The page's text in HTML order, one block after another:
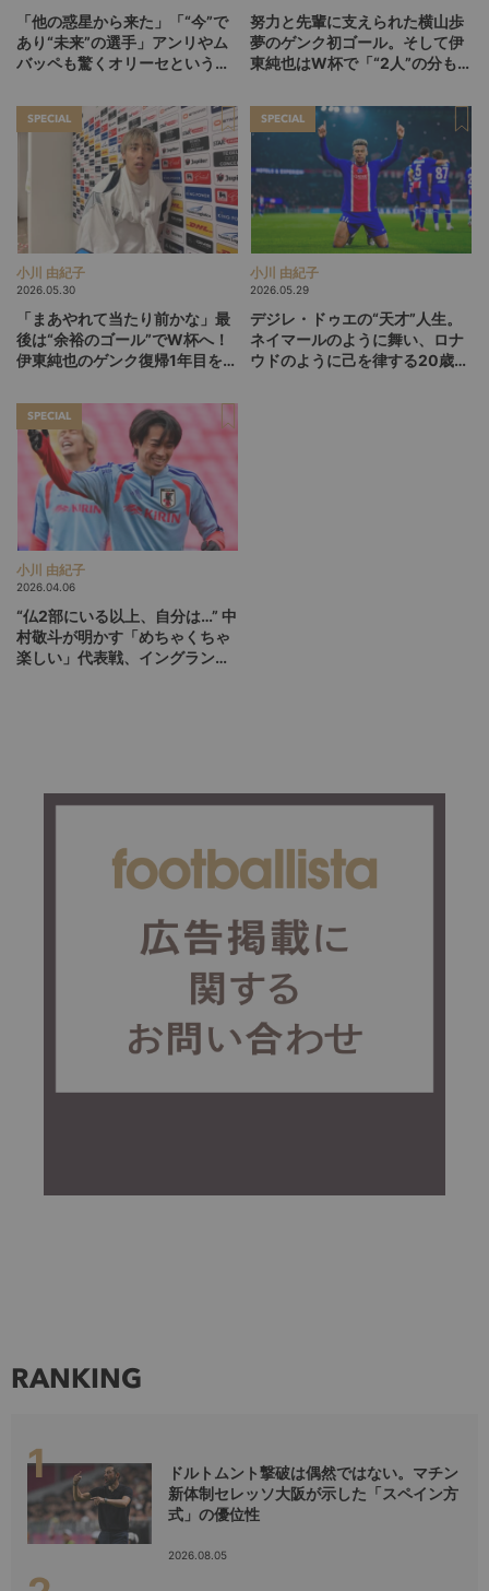
「他の惑星から来た」「“今”で
あり“未来”の選手」アンリやム
バッペも驚くオリーセというフ
努力と先輩に支えられた横山歩
夢のゲンク初ゴール。そして伊
東純也はW杯で「“2人”の分も頑
SPECIAL
小川 由紀子
2026.05.30
「まあやれて当たり前かな」最
後は“余裕のゴール”でW杯へ！
伊東純也のゲンク復帰1年目を総
SPECIAL
小川 由紀子
2026.05.29
デジレ・ドゥエの“天才”人生。
ネイマールのように舞い、ロナ
ウドのように己を律する20歳
SPECIAL
小川 由紀子
2026.04.06
“仏2部にいる以上、自分は…” 中
村敬斗が明かす「めちゃくちゃ
楽しい」代表戦、イングランド
RANKING
ドルトムント撃破は偶然ではない。マチン
新体制セレッソ大阪が示した「スペイン方
式」の優位性
2026.08.05